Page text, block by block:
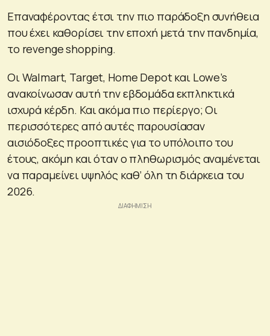
Επαναφέροντας έτσι την πιο παράδοξη συνήθεια
που έχει καθορίσει την εποχή μετά την πανδημία,
το revenge shopping.
Οι Walmart, Target, Home Depot και Lowe’s
ανακοίνωσαν αυτή την εβδομάδα εκπληκτικά
ισχυρά κέρδη. Και ακόμα πιο περίεργο; Οι
περισσότερες από αυτές παρουσίασαν
αισιόδοξες προοπτικές για το υπόλοιπο του
έτους, ακόμη και όταν ο πληθωρισμός αναμένεται
να παραμείνει υψηλός καθ’ όλη τη διάρκεια του
2026.